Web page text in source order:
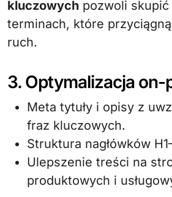
kluczowych pozwoli skupić
terminach, które
ruch.
3. Optymalizacja on-
Meta tytuły i opisy z
fraz kluczowych.
Struktura nagłówków
Ulepszenie treści na
produktowych i